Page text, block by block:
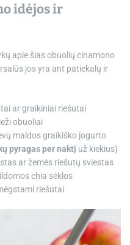
idėjos ir
apie šias obuolių cinamono
jos yra ant patiekalų ir
ar graikiniai riešutai
obuoliai
maldos graikiško jogurto
pyragas per naktį už kiekius)
ar žemės riešutų sviestas
chia sėklos
riešutai